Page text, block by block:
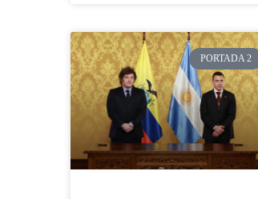
PORTADA 2